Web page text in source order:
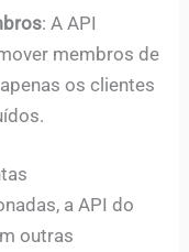
: A API
membros de
os clientes
a API do
outras